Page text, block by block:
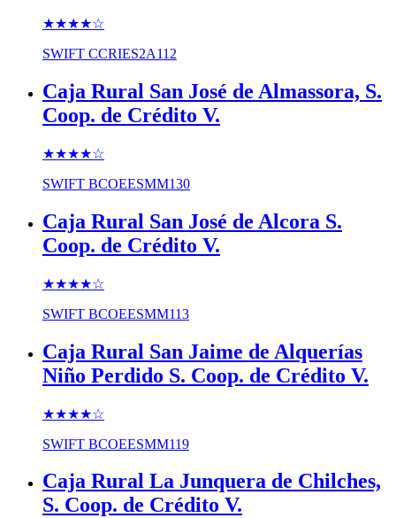
★★★★☆
SWIFT CCRIES2A112
Caja Rural San José de Almassora, S.
Coop. de Crédito V.
★★★★☆
SWIFT BCOEESMM130
Caja Rural San José de Alcora S.
Coop. de Crédito V.
★★★★☆
SWIFT BCOEESMM113
Caja Rural San Jaime de Alquerías
Niño Perdido S. Coop. de Crédito V.
★★★★☆
SWIFT BCOEESMM119
Caja Rural La Junquera de Chilches,
S. Coop. de Crédito V.